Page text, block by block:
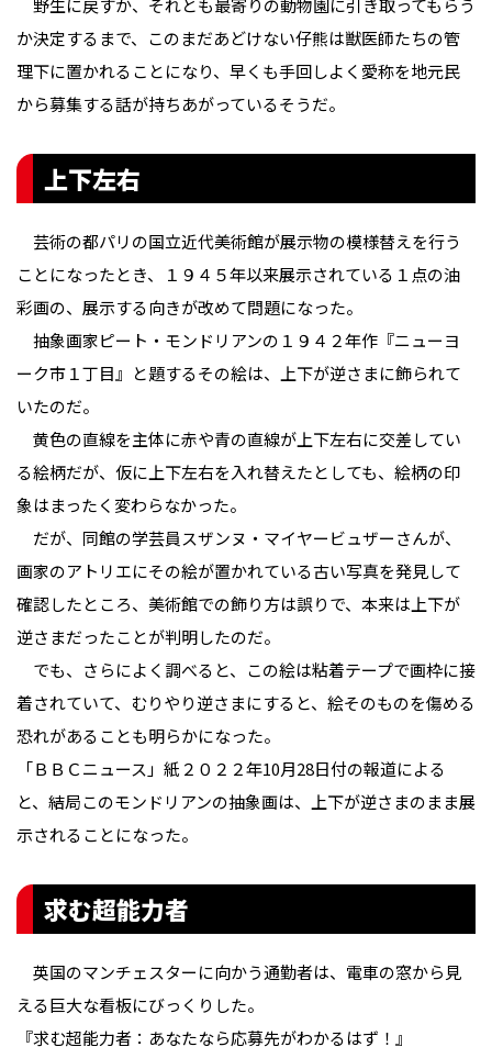
野生に戻すか、それとも最寄りの動物園に引き取ってもらう
か決定するまで、このまだあどけない仔熊は獣医師たちの管
理下に置かれることになり、早くも手回しよく愛称を地元民
から募集する話が持ちあがっているそうだ。
上下左右
芸術の都パリの国立近代美術館が展示物の模様替えを行う
ことになったとき、１９４５年以来展示されている１点の油
彩画の、展示する向きが改めて問題になった。
抽象画家ピート・モンドリアンの１９４２年作『ニューヨ
ーク市１丁目』と題するその絵は、上下が逆さまに飾られて
いたのだ。
黄色の直線を主体に赤や青の直線が上下左右に交差してい
る絵柄だが、仮に上下左右を入れ替えたとしても、絵柄の印
象はまったく変わらなかった。
だが、同館の学芸員スザンヌ・マイヤービュザーさんが、
画家のアトリエにその絵が置かれている古い写真を発見して
確認したところ、美術館での飾り方は誤りで、本来は上下が
逆さまだったことが判明したのだ。
でも、さらによく調べると、この絵は粘着テープで画枠に接
着されていて、むりやり逆さまにすると、絵そのものを傷める
恐れがあることも明らかになった。
「ＢＢＣニュース」紙２０２２年10月28日付の報道による
と、結局このモンドリアンの抽象画は、上下が逆さまのまま展
示されることになった。
求む超能力者
英国のマンチェスターに向かう通勤者は、電車の窓から見
える巨大な看板にびっくりした。
『求む超能力者：あなたなら応募先がわかるはず！』